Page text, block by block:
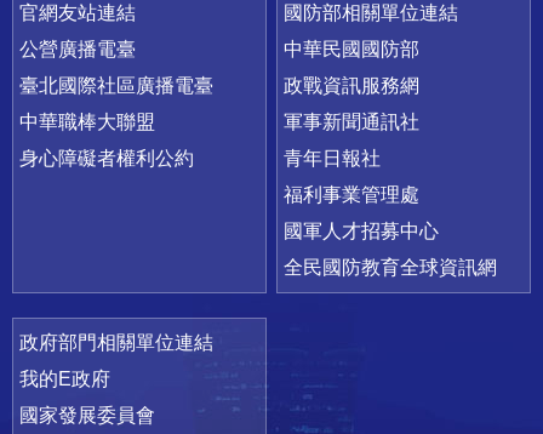
官網友站連結
公營廣播電臺
臺北國際社區廣播電臺
中華職棒大聯盟
身心障礙者權利公約
國防部相關單位連結
中華民國國防部
政戰資訊服務網
軍事新聞通訊社
青年日報社
福利事業管理處
國軍人才招募中心
全民國防教育全球資訊網
政府部門相關單位連結
我的E政府
國家發展委員會